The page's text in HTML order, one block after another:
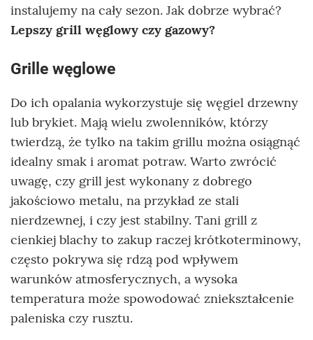
instalujemy na cały sezon. Jak dobrze wybrać?
Lepszy grill węglowy czy gazowy?
Grille węglowe
Do ich opalania wykorzystuje się węgiel drzewny
lub brykiet. Mają wielu zwolenników, którzy
twierdzą, że tylko na takim grillu można osiągnąć
idealny smak i aromat potraw. Warto zwrócić
uwagę, czy grill jest wykonany z dobrego
jakościowo metalu, na przykład ze stali
nierdzewnej, i czy jest stabilny. Tani grill z
cienkiej blachy to zakup raczej krótkoterminowy,
często pokrywa się rdzą pod wpływem
warunków atmosferycznych, a wysoka
temperatura może spowodować zniekształcenie
paleniska czy rusztu.